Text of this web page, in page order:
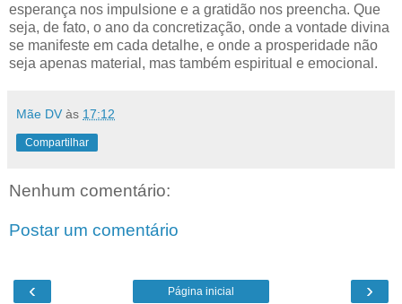
esperança nos impulsione e a gratidão nos preencha. Que
seja, de fato, o ano da concretização, onde a vontade divina
se manifeste em cada detalhe, e onde a prosperidade não
seja apenas material, mas também espiritual e emocional.
Mãe DV às 17:12
Compartilhar
Nenhum comentário:
Postar um comentário
‹ ›
Página inicial